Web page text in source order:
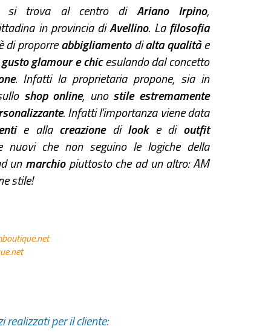
trova al centro di Ariano Irpino,
in provincia diAvellino. Lafilosofia
di proporreabbigliamentodialta qualitàe
gusto glamour e chicesulando dal concetto
. Infatti la proprietaria propone, sia in
shop online, uno stile estremamente
. Infatti l'importanza viene data
e alla creazione di look e di outfit
nuovi che non seguino le logiche della
unmarchiopiuttosto che ad un altro: AM
stile!
realizzati per il cliente: